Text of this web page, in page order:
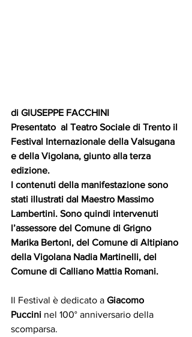
di GIUSEPPE FACCHINI
Presentato  al Teatro Sociale di Trento il
Festival Internazionale della Valsugana
e della Vigolana, giunto alla terza
edizione.
I contenuti della manifestazione sono
stati illustrati dal Maestro Massimo
Lambertini. Sono quindi intervenuti
l’assessore del Comune di Grigno
Marika Bertoni, del Comune di Altipiano
della Vigolana Nadia Martinelli, del
Comune di Calliano Mattia Romani.
Il Festival è dedicato a Giacomo
Puccini nel 100° anniversario della
scomparsa.